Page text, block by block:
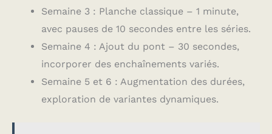
Semaine 3 : Planche classique – 1 minute,
avec pauses de 10 secondes entre les séries.
Semaine 4 : Ajout du pont – 30 secondes,
incorporer des enchaînements variés.
Semaine 5 et 6 : Augmentation des durées,
exploration de variantes dynamiques.